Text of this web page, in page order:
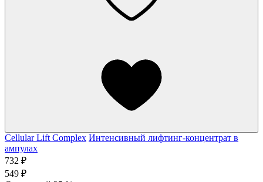
Cellular Lift Complex Интенсивный лифтинг-концентрат в
ампулах
732 ₽
549 ₽